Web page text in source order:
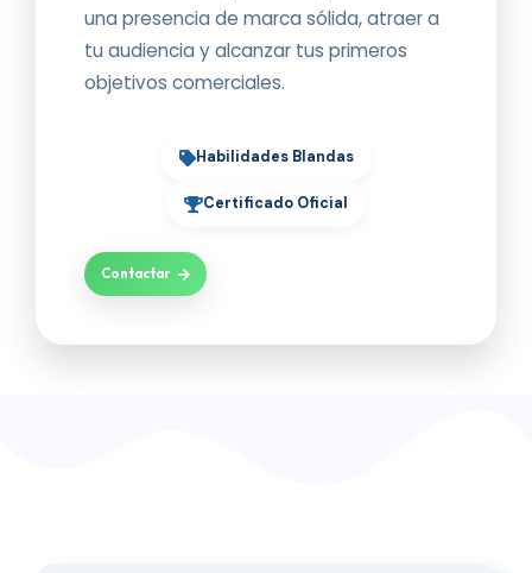
una presencia de marca sólida, atraer a
tu audiencia y alcanzar tus primeros
objetivos comerciales.
Habilidades Blandas
Certificado Oficial
Contactar
Fundamentos de Marketing
Digital y Redes Sociales